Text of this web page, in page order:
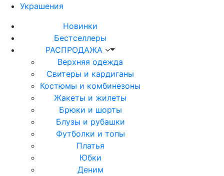
Украшения
Новинки
Бестселлеры
РАСПРОДАЖА
Верхняя одежда
Свитеры и кардиганы
Костюмы и комбинезоны
Жакеты и жилеты
Брюки и шорты
Блузы и рубашки
Футболки и топы
Платья
Юбки
Деним